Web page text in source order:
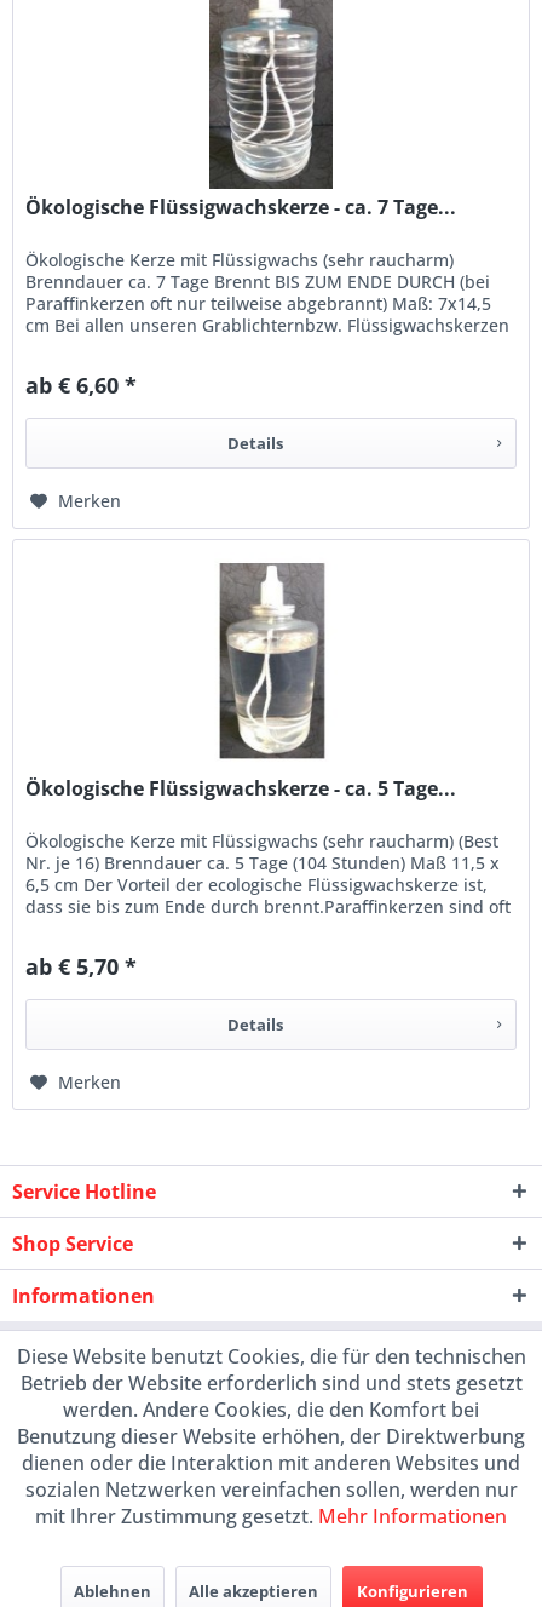
Ökologische Flüssigwachskerze - ca. 7 Tage...
Ökologische Kerze mit Flüssigwachs (sehr raucharm)
Brenndauer ca. 7 Tage Brennt BIS ZUM ENDE DURCH (bei
Paraffinkerzen oft nur teilweise abgebrannt) Maß: 7x14,5
cm Bei allen unseren Grablichternbzw. Flüssigwachskerzen
ab € 6,60 *
Details
Merken
Ökologische Flüssigwachskerze - ca. 5 Tage...
Ökologische Kerze mit Flüssigwachs (sehr raucharm) (Best
Nr. je 16) Brenndauer ca. 5 Tage (104 Stunden) Maß 11,5 x
6,5 cm Der Vorteil der ecologische Flüssigwachskerze ist,
dass sie bis zum Ende durch brennt.Paraffinkerzen sind oft
ab € 5,70 *
Details
Merken
Service Hotline
Shop Service
Informationen
Diese Website benutzt Cookies, die für den technischen
Betrieb der Website erforderlich sind und stets gesetzt
werden. Andere Cookies, die den Komfort bei
Benutzung dieser Website erhöhen, der Direktwerbung
dienen oder die Interaktion mit anderen Websites und
sozialen Netzwerken vereinfachen sollen, werden nur
mit Ihrer Zustimmung gesetzt. Mehr Informationen
Ablehnen Alle akzeptieren Konfigurieren